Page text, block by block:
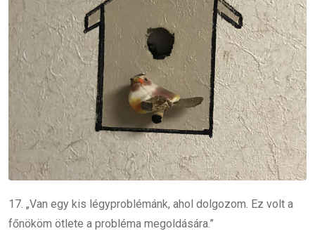
17. „Van egy kis légyproblémánk, ahol dolgozom. Ez volt a
főnököm ötlete a probléma megoldására.”